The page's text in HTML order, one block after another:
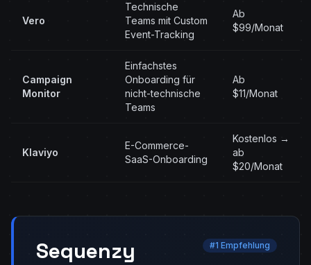
Vero
Technische
Teams mit Custom
Event-Tracking
Ab
$99/Monat
Campaign
Monitor
Einfachstes
Onboarding für
nicht-technische
Teams
Ab
$11/Monat
Klaviyo
E-Commerce-
SaaS-Onboarding
Kostenlos →
ab
$20/Monat
Sequenzy #1 Empfehlung